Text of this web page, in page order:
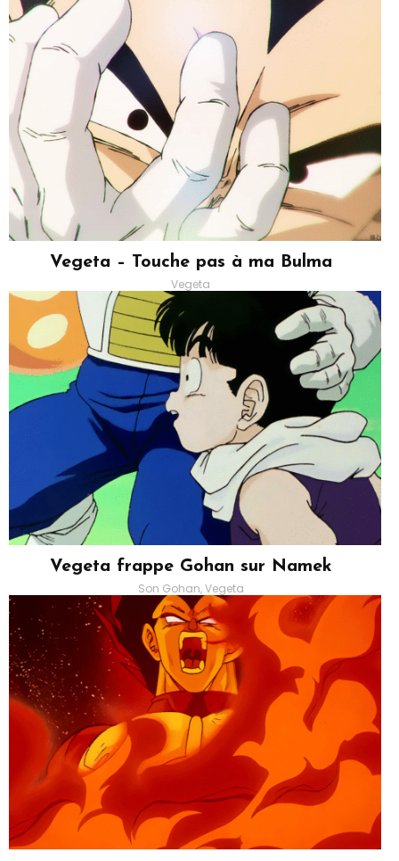
Vegeta – Touche pas à ma Bulma
Vegeta
Vegeta frappe Gohan sur Namek
Son Gohan, Vegeta